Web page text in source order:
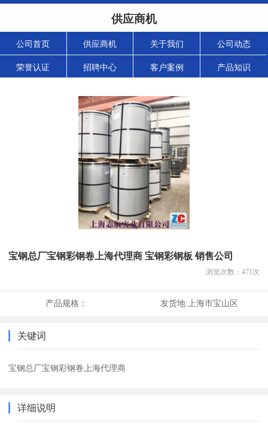
供应商机
公司首页 供应商机 关于我们 公司动态
荣誉认证 招聘中心 客户案例 产品知识
宝钢总厂宝钢彩钢卷上海代理商 宝钢彩钢板 销售公司
浏览次数： 471次
产品规格： 发货地: 上海市宝山区
关键词
宝钢总厂宝钢彩钢卷上海代理商
详细说明